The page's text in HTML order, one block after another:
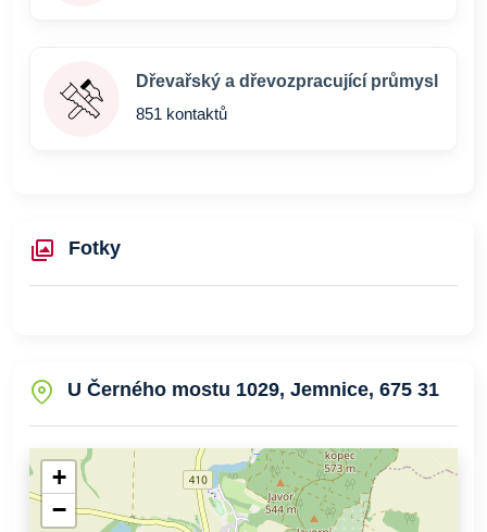
Dřevařský a dřevozpracující průmysl
851 kontaktů
Fotky
U Černého mostu 1029, Jemnice, 675 31
+
−